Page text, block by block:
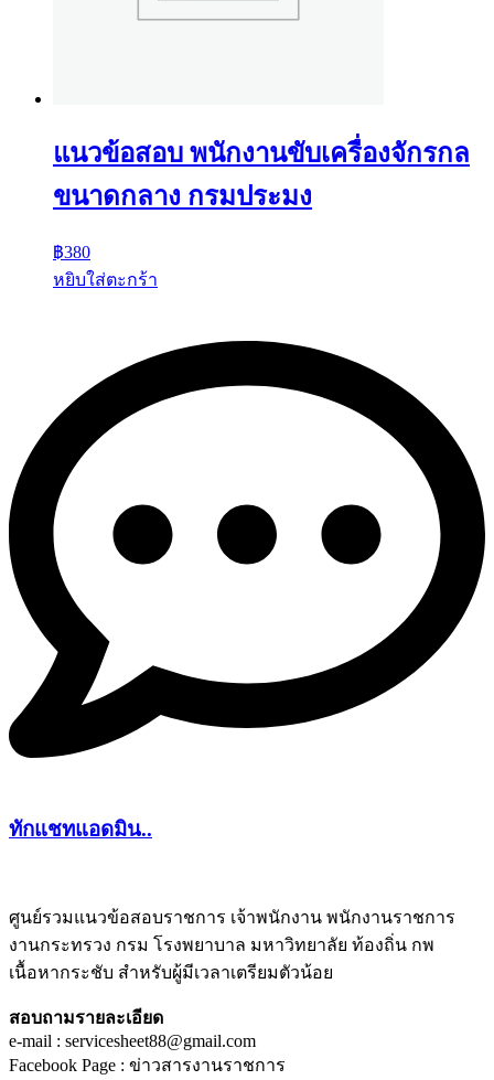
แนวข้อสอบ พนักงานขับเครื่องจักรกล
ขนาดกลาง กรมประมง
฿380
หยิบใส่ตะกร้า
ทักแชทแอดมิน..
ศูนย์รวมแนวข้อสอบราชการ เจ้าพนักงาน พนักงานราชการ
งานกระทรวง กรม โรงพยาบาล มหาวิทยาลัย ท้องถิ่น กพ
เนื้อหากระชับ สำหรับผู้มีเวลาเตรียมตัวน้อย
สอบถามรายละเอียด
e-mail : servicesheet88@gmail.com
Facebook Page : ข่าวสารงานราชการ